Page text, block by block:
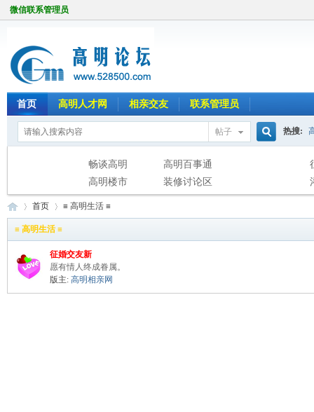
微信联系管理员
首页 高明人才网 相亲交友 联系管理员
帖子 热搜:
畅谈高明
高明百事通
高明楼市
装修讨论区
»
首页
›
≡ 高明生活 ≡
≡ 高明生活 ≡
征婚交友新
愿有情人终成眷属。
版主: 高明相亲网